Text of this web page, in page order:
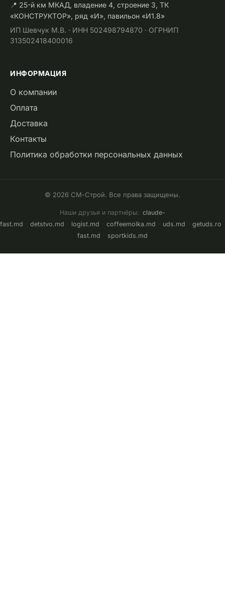
📍 25-й км МКАД, владение 4, строение 3, ТК
«КОНСТРУКТОР», ряд «И», павильон «И1.8»
ИП Шевчук М.В. · ИНН 502498794870 · ОГРНИП
313502418400016
ИНФОРМАЦИЯ
О компании
Оплата
Доставка
Контакты
Политика обработки персональных данных
© 2026 СМ-Строй. Все права защищены.
Наши друзья и партнёры: claude-
fast.md · detstvo.md · logist.md · coffeemolka.md · uds.md · getuds.ro
fast.md · sportkids.md